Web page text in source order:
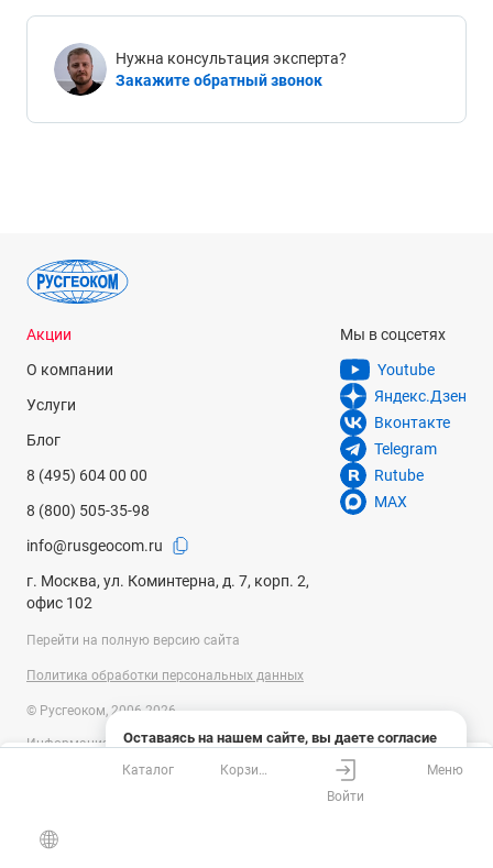
Нужна консультация эксперта?
Закажите обратный звонок
Оставаясь на нашем сайте, вы даете согласие
на использование файлов cookies и сбор данных
системами веб-аналитики
Акции
О компании
Услуги
Блог
8 (495) 604 00 00
8 (800) 505-35-98
info@rusgeocom.ru
г. Москва, ул. Коминтерна, д. 7, корп. 2,
офис 102
Мы в соцсетях
Youtube
Яндекс.Дзен
Вконтакте
Telegram
Rutube
MAX
Перейти на полную версию сайта
Политика обработки персональных данных
© Русгеоком, 2006-2026
Информация на сайте носит справочный характер и не является
публичной офертой, определяемой положениями Статьи 437
Гражданского кодекса Российской Федерации. Технические
изменены производителем без предварительного уведомления.
Уточняйте информацию у наших менеджеров.
Каталог
Корзина
Войти
Меню